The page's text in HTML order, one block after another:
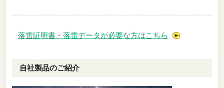
落雷証明書・落雷データが必要な方はこちら
自社製品のご紹介